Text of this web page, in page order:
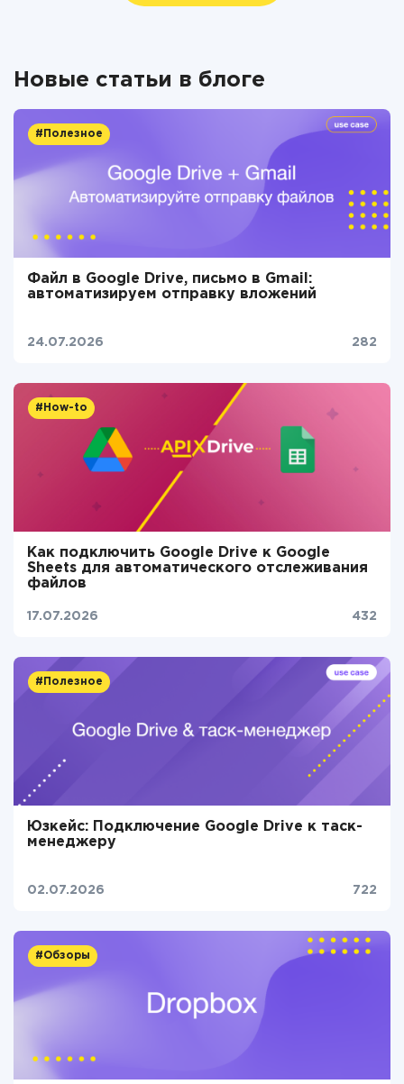
Новые статьи в блоге
#Полезное
Файл в Google Drive, письмо в Gmail:
автоматизируем отправку вложений
24.07.2026 282
#How-to
Как подключить Google Drive к Google
Sheets для автоматического отслеживания
файлов
17.07.2026 432
#Полезное
Юзкейс: Подключение Google Drive к таск-
менеджеру
02.07.2026 722
#Обзоры